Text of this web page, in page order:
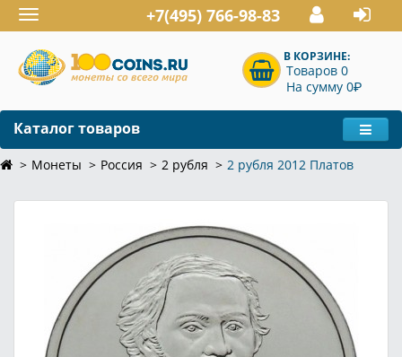
Toggle
navigation
+7(495) 766-98-83
В КОРЗИНЕ:
Товаров 0
На сумму 0P
Каталог товаров
Монеты Россия 2 рубля 2 рубля 2012 Платов